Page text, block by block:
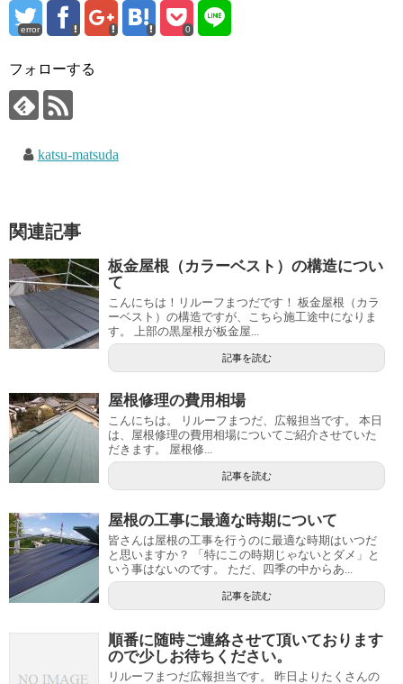
error 0
フォローする
katsu-matsuda
関連記事
板金屋根（カラーベスト）の構造につい
て
こんにちは！リルーフまつだです！ 板金屋根（カラ
ーベスト）の構造ですが、こちら施工途中になりま
す。 上部の黒屋根が板金屋...
記事を読む
屋根修理の費用相場
こんにちは。 リルーフまつだ、広報担当です。 本日
は、屋根修理の費用相場についてご紹介させていた
だきます。 屋根修...
記事を読む
屋根の工事に最適な時期について
皆さんは屋根の工事を行うのに最適な時期はいつだ
と思いますか？ 「特にこの時期じゃないとダメ」と
いう事はないのです。 ただ、四季の中からあ...
記事を読む
順番に随時ご連絡させて頂いております
ので少しお待ちください。
リルーフまつだ広報担当です。 昨日よりたくさんの